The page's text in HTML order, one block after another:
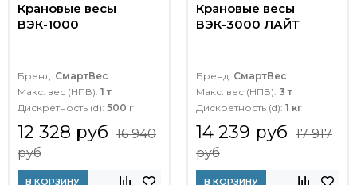
Крановые весы
ВЭК-1000
Бренд: СмартВес
Макс. вес (НПВ): 1 т
Дискретность (d): 500 г
12 328 руб 16 940
руб
В КОРЗИНУ
Крановые весы
ВЭК-3000 ЛАЙТ
Бренд: СмартВес
Макс. вес (НПВ): 3 т
Дискретность (d): 1 кг
14 239 руб 17 917
руб
В КОРЗИНУ